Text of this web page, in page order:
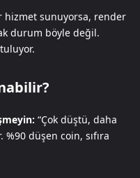
hizmet sunuyorsa, render
durum böyle değil.
“Çok düştü, daha
%90 düşen coin, sıfıra